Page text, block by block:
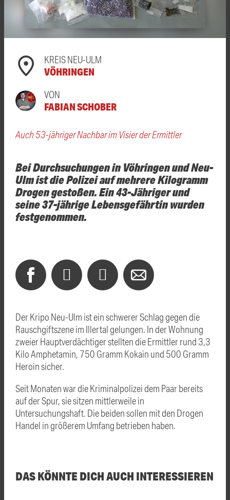
KREIS NEU-ULM
VÖHRINGEN
VON
FABIAN SCHOBER
Auch 53-jähriger Nachbar im Visier der Ermittler
Bei Durchsuchungen in Vöhringen und Neu-
Ulm ist die Polizei auf mehrere Kilogramm
Drogen gestoßen. Ein 43-Jähriger und
seine 37-jährige Lebensgefährtin wurden
festgenommen.
Der Kripo Neu-Ulm ist ein schwerer Schlag gegen die
Rauschgiftszene im Illertal gelungen. In der Wohnung
zweier Hauptverdächtiger stellten die Ermittler rund 3,3
Kilo Amphetamin, 750 Gramm Kokain und 500 Gramm
Heroin sicher.
Seit Monaten war die Kriminalpolizei dem Paar bereits
auf der Spur, sie sitzen mittlerweile in
Untersuchungshaft. Die beiden sollen mit den Drogen
Handel in größerem Umfang betrieben haben.
DAS KÖNNTE DICH AUCH INTERESSIEREN